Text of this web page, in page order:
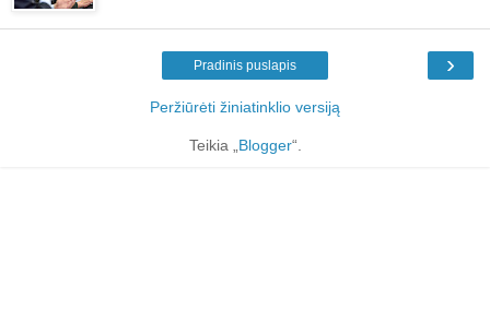
›
Pradinis puslapis
Peržiūrėti žiniatinklio versiją
Teikia „Blogger“.